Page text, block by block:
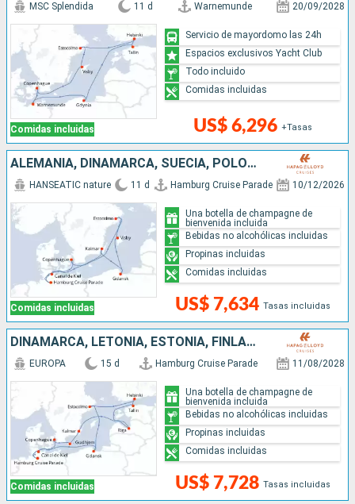
Comidas incluidas
MSC Splendida 11 d Warnemunde 20/09/2028
US$ 6,296 +Tasas
Servicio de mayordomo las 24h
Espacios exclusivos Yacht Club
Todo incluido
Comidas incluidas
ALEMANIA, DINAMARCA, SUECIA, POLONIA
Comidas incluidas
HANSEATIC nature 11 d Hamburg Cruise Parade 10/12/2026
US$ 7,634 Tasas incluidas
Una botella de champagne de
bienvenida incluida
Bebidas no alcohólicas incluidas
Propinas incluidas
Comidas incluidas
DINAMARCA, LETONIA, ESTONIA, FINLANDIA, SUECIA, POLONIA, ALEMANIA
Comidas incluidas
EUROPA 15 d Hamburg Cruise Parade 11/08/2028
US$ 7,728 Tasas incluidas
Una botella de champagne de
bienvenida incluida
Bebidas no alcohólicas incluidas
Propinas incluidas
Comidas incluidas